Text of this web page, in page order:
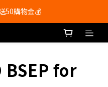
即享免運費🚚
50購物金💰
即享免運費🚚
BSEP for